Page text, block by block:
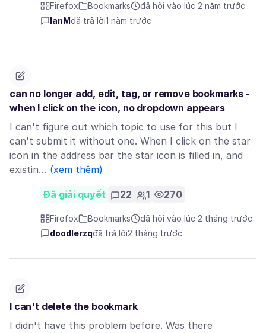
Firefox Bookmarks
đã hỏi vào lúc 2 năm trước
IanMđã trả lời1 năm trước
can no longer add, edit, tag, or remove bookmarks -
when I click on the icon, no dropdown appears
I can't figure out which topic to use for this but I
can't submit it without one. When I click on the star
icon in the address bar the star icon is filled in, and
existin… (xem thêm)
Đã giải quyết 22 1 270
Firefox Bookmarks
đã hỏi vào lúc 2 tháng trước
doodlerzqđã trả lời2 tháng trước
I can't delete the bookmark
I didn't have this problem before. Was there